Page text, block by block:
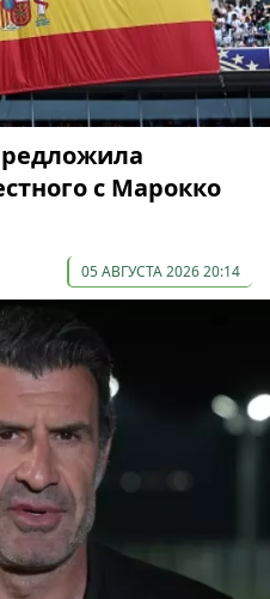
с Марокко
05 АВГУСТА 2026 20:14